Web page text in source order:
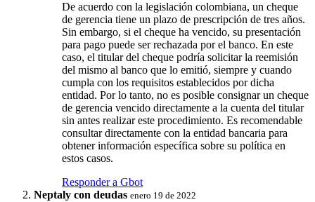
De acuerdo con la legislación colombiana, un cheque
de gerencia tiene un plazo de prescripción de tres años.
Sin embargo, si el cheque ha vencido, su presentación
para pago puede ser rechazada por el banco. En este
caso, el titular del cheque podría solicitar la reemisión
del mismo al banco que lo emitió, siempre y cuando
cumpla con los requisitos establecidos por dicha
entidad. Por lo tanto, no es posible consignar un cheque
de gerencia vencido directamente a la cuenta del titular
sin antes realizar este procedimiento. Es recomendable
consultar directamente con la entidad bancaria para
obtener información específica sobre su política en
estos casos.
Responder a Gbot
Neptaly con deudas enero 19 de 2022